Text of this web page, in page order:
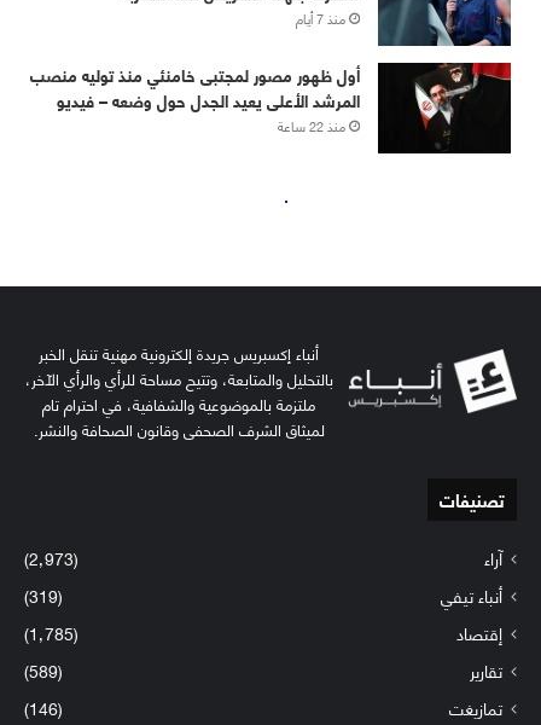
أنباء إكسبريس جريدة إلكترونية مهنية تنقل الخبر
بالتحليل والمتابعة، وتتيح مساحة للرأي والرأي الآخر،
ملتزمة بالموضوعية والشفافية، في احترام تام
لميثاق الشرف الصحفي وقانون الصحافة والنشر.
تصنيفات
آراء
(2٬973)
أنباء تيفي
(319)
إقتصاد
(1٬785)
تقارير
(589)
تمازيغت
(146)